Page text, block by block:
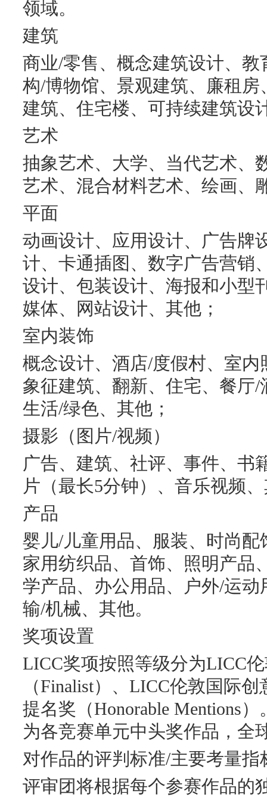
领域。
建筑
商业/零售、概念建筑设计、
构/博物馆、景观建筑、廉租
建筑、住宅楼、可持续建筑设
艺术
抽象艺术、大学、当代艺术、
艺术、混合材料艺术、绘画、
平面
动画设计、应用设计、广告牌
计、卡通插图、数字广告营销
设计、包装设计、海报和小型
媒体、网站设计、其他；
室内装饰
概念设计、酒店/度假村、室
象征建筑、翻新、住宅、餐厅
生活/绿色、其他；
摄影（图片/视频）
广告、建筑、社评、事件、书
片（最长5分钟）、音乐视频
产品
婴儿/儿童用品、服装、时尚
家用纺织品、首饰、照明产品
学产品、办公用品、户外/运
输/机械、其他。
奖项设置
LICC奖项按照等级分为LICC
（Finalist）、LICC伦敦国际
提名奖（Honorable Mentions
为各竞赛单元中头奖作品，全
对作品的评判标准/主要考量指
评审团将根据每个参赛作品的